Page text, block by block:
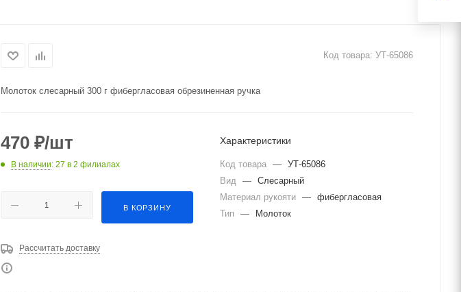
Код товара: УТ-65086
Молоток слесарный 300 г фибергласовая обрезиненная ручка
470 ₽/шт
В наличии: 27 в 2 филиалах
В КОРЗИНУ
Рассчитать доставку
Характеристики
Код товара — УТ-65086
Вид — Слесарный
Материал рукояти — фибергласовая
Тип
— Молоток